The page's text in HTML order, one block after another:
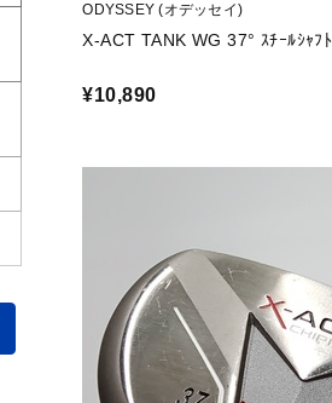
ODYSSEY (オデッセイ)
X-ACT TANK WG 37° ｽﾁｰﾙｼｬﾌﾄ
¥10,890